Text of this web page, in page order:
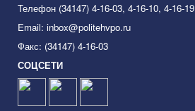
Телефон (34147) 4-16-03, 4-16-10, 4-16-19
Email: inbox@politehvpo.ru
Факс: (34147) 4-16-03
СОЦСЕТИ